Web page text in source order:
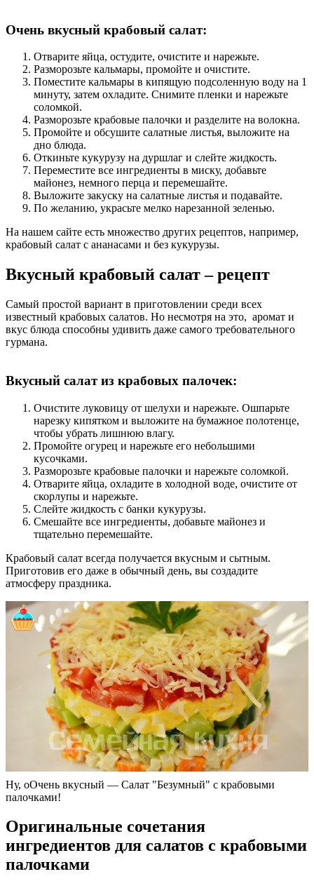
Очень вкусный крабовый салат:
Отварите яйца, остудите, очистите и нарежьте.
Разморозьте кальмары, промойте и очистите.
Поместите кальмары в кипящую подсоленную воду на 1
минуту, затем охладите. Снимите пленки и нарежьте
соломкой.
Разморозьте крабовые палочки и разделите на волокна.
Промойте и обсушите салатные листья, выложите на
дно блюда.
Откиньте кукурузу на дуршлаг и слейте жидкость.
Переместите все ингредиенты в миску, добавьте
майонез, немного перца и перемешайте.
Выложите закуску на салатные листья и подавайте.
По желанию, украсьте мелко нарезанной зеленью.
На нашем сайте есть множество других рецептов, например,
крабовый салат с ананасами и без кукурузы.
Вкусный крабовый салат – рецепт
Самый простой вариант в приготовлении среди всех
известный крабовых салатов. Но несмотря на это, аромат и
вкус блюда способны удивить даже самого требовательного
гурмана.
Вкусный салат из крабовых палочек:
Очистите луковицу от шелухи и нарежьте. Ошпарьте
нарезку кипятком и выложите на бумажное полотенце,
чтобы убрать лишнюю влагу.
Промойте огурец и нарежьте его небольшими
кусочками.
Разморозьте крабовые палочки и нарежьте соломкой.
Отварите яйца, охладите в холодной воде, очистите от
скорлупы и нарежьте.
Слейте жидкость с банки кукурузы.
Смешайте все ингредиенты, добавьте майонез и
тщательно перемешайте.
Крабовый салат всегда получается вкусным и сытным.
Приготовив его даже в обычный день, вы создадите
атмосферу праздника.
Ну, оОчень вкусный — Салат "Безумный" с крабовыми
палочками!
Оригинальные сочетания
ингредиентов для салатов с крабовыми
палочками